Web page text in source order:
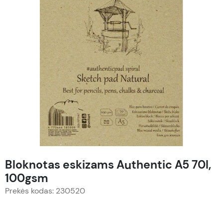
Bloknotas eskizams Authentic A5 70l,
100gsm
Prekės kodas: 230520